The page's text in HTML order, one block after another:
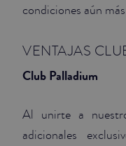
condiciones aún
VENTAJAS
Club Palladium
Al unirte a
adicionales